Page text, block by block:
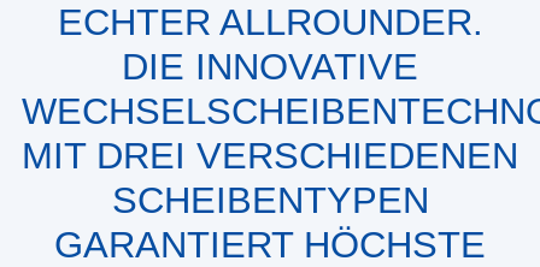
ECHTER ALLROUNDER.
DIE INNOVATIVE
MIT DREI VERSCHIEDENEN
SCHEIBENTYPEN
GARANTIERT HÖCHSTE